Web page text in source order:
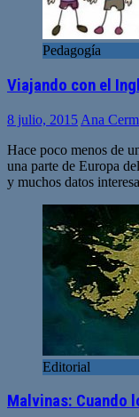
Pedagogía
Viajando con el
8 julio, 2015 Ana
Hace poco menos de
una parte de Europa
y muchos datos
Editorial
Malvinas: Cuando